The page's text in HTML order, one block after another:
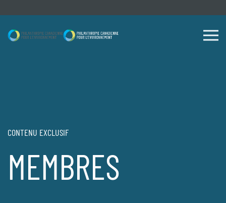
CONTENU EXCLUSIF
MEMBRES